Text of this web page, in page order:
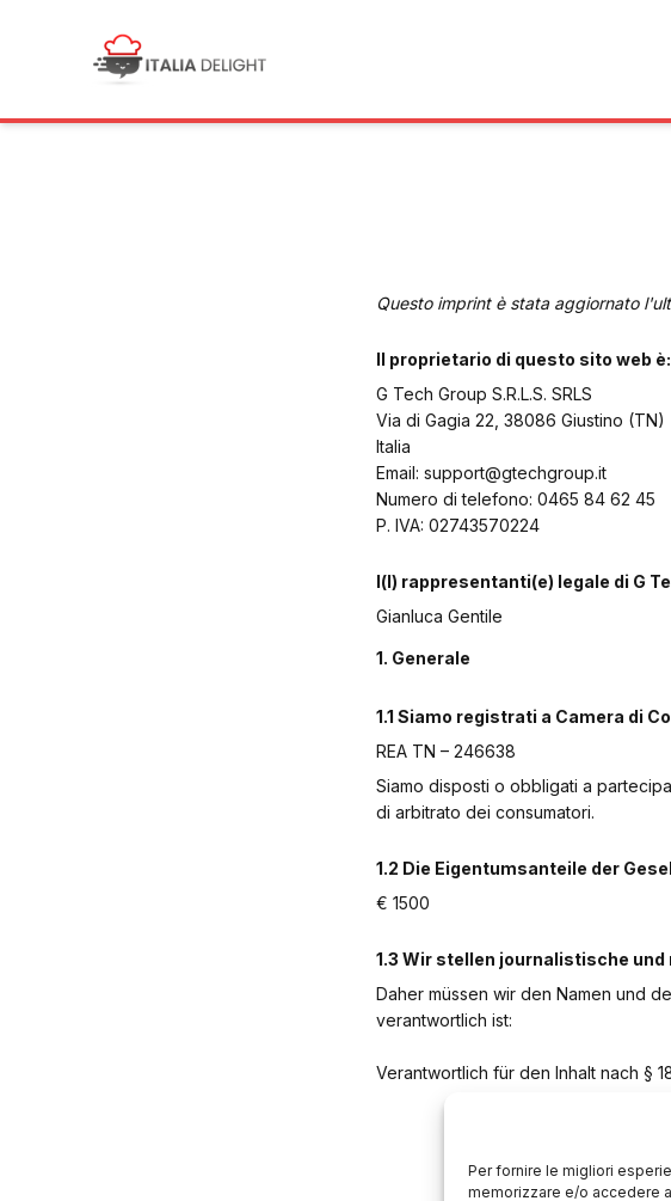
Per fornire le migliori
memorizzare e/o accedere
Questo imprint è stata aggiornato
Il proprietario di questo sito web è:
G Tech Group S.R.L.S. SRLS
Via di Gagia 22, 38086 Giustino (TN)
Italia
Email: support@gtechgroup.it
Numero di telefono: 0465 84 62 45
P. IVA: 02743570224
I(l) rappresentanti(e) legale di G
Gianluca Gentile
1. Generale
1.1 Siamo registrati a Camera di
REA TN – 246638
Siamo disposti o obbligati a
di arbitrato dei consumatori.
1.2 Die Eigentumsanteile der
€ 1500
1.3 Wir stellen journalistische
Daher müssen wir den Namen und
verantwortlich ist:
Verantwortlich für den Inhalt nach §